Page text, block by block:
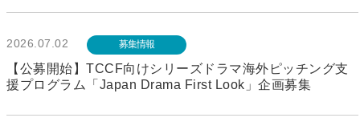
2026.07.02 募集情報
【公募開始】TCCF向けシリーズドラマ海外ピッチング支
援プログラム「Japan Drama First Look」企画募集